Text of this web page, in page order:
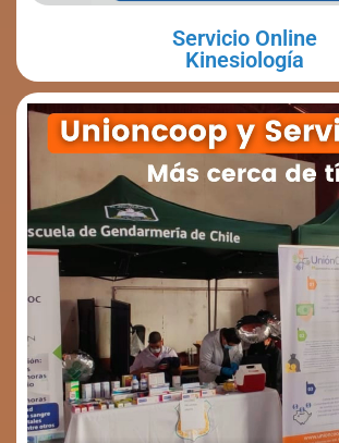
Servicio Online
Kinesiología